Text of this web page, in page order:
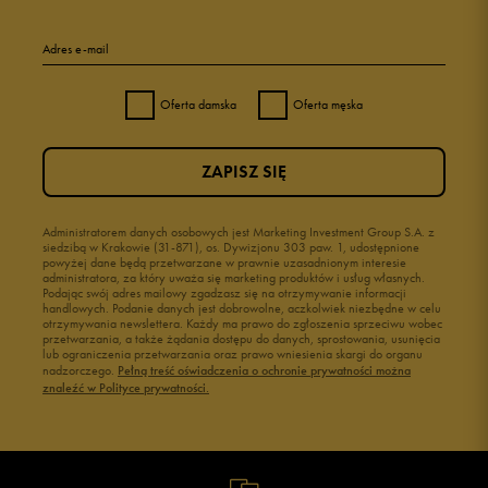
Adres e-mail
Oferta damska Oferta męska
Administratorem danych osobowych jest Marketing Investment Group S.A. z
siedzibą w Krakowie (31-871), os. Dywizjonu 303 paw. 1, udostępnione
powyżej dane będą przetwarzane w prawnie uzasadnionym interesie
administratora, za który uważa się marketing produktów i usług własnych.
Podając swój adres mailowy zgadzasz się na otrzymywanie informacji
handlowych. Podanie danych jest dobrowolne, aczkolwiek niezbędne w celu
otrzymywania newslettera. Każdy ma prawo do zgłoszenia sprzeciwu wobec
przetwarzania, a także żądania dostępu do danych, sprostowania, usunięcia
lub ograniczenia przetwarzania oraz prawo wniesienia skargi do organu
nadzorczego. Pełną treść oświadczenia o ochronie prywatności można
znaleźć w Polityce prywatności.
ZAPISZ SIĘ